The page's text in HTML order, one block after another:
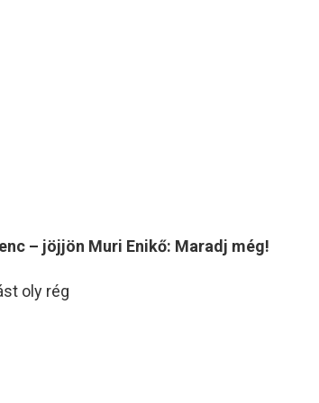
– jöjjön Muri Enikő: Maradj még!
oly rég